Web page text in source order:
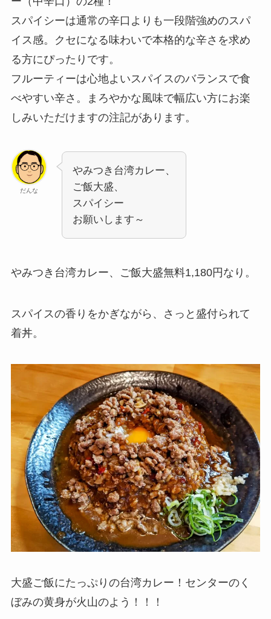
スパイシーは通常の辛口よりも一段階強めのスパ
イス感。クセになる味わいで本格的な辛さを求め
る方にぴったりです。
フルーティーは心地よいスパイスのバランスで食
べやすい辛さ。まろやかな風味で幅広い方にお楽
しみいただけますの注記があります。
だんな
やみつき台湾カレー、
ご飯大盛、
スパイシー
お願いします～
やみつき台湾カレー、ご飯大盛無料1,180円なり。
スパイスの香りをかぎながら、さっと盛付られて
着丼。
大盛ご飯にたっぷりの台湾カレー！センターのく
ぼみの黄身が火山のよう！！！